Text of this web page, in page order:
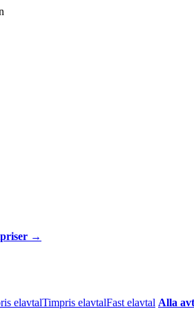
→
elavtalTimpris elavtalFast elavtal Alla